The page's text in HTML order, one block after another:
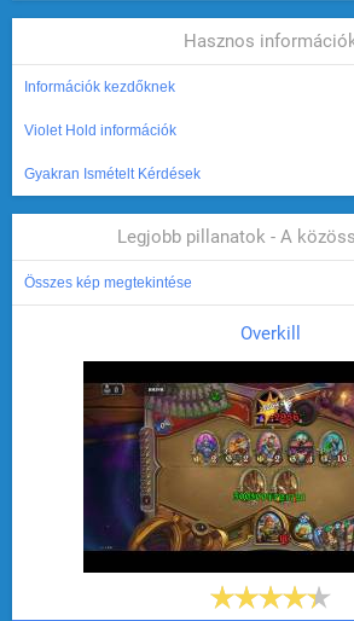
Hasznos
Információk kezdőknek
Violet Hold információk
Gyakran Ismételt Kérdések
Legjobb pillanatok - A
Összes kép megtekintése
Overkill